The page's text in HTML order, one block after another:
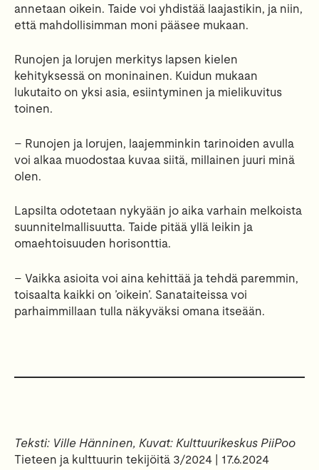
annetaan oikein. Taide voi yhdistää laajastikin, ja niin,
että mahdollisimman moni pääsee mukaan.
Runojen ja lorujen merkitys lapsen kielen
kehityksessä on moninainen. Kuidun mukaan
lukutaito on yksi asia, esiintyminen ja mielikuvitus
toinen.
– Runojen ja lorujen, laajemminkin tarinoiden avulla
voi alkaa muodostaa kuvaa siitä, millainen juuri minä
olen.
Lapsilta odotetaan nykyään jo aika varhain melkoista
suunnitelmallisuutta. Taide pitää yllä leikin ja
omaehtoisuuden horisonttia.
– Vaikka asioita voi aina kehittää ja tehdä paremmin,
toisaalta kaikki on ’oikein’. Sanataiteissa voi
parhaimmillaan tulla näkyväksi omana itseään.
Teksti: Ville Hänninen, Kuvat: Kulttuurikeskus PiiPoo
Tieteen ja kulttuurin tekijöitä 3/2024 | 17.6.2024